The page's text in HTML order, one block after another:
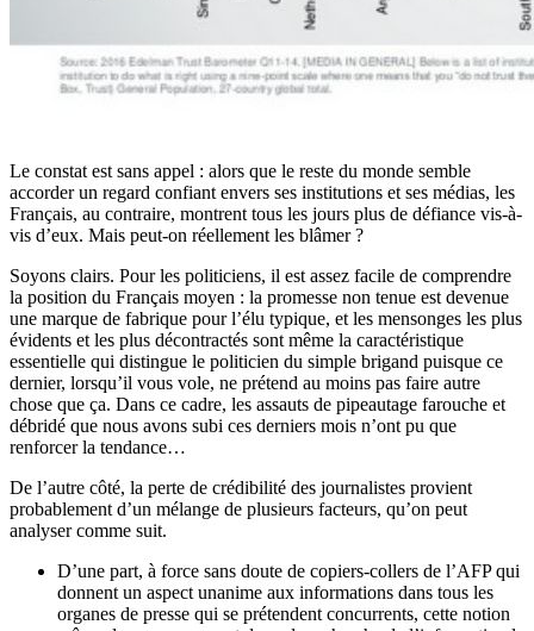
Le constat est sans appel : alors que le reste du monde semble
accorder un regard confiant envers ses institutions et ses médias, les
Français, au contraire, montrent tous les jours plus de défiance vis-à-
vis d’eux. Mais peut-on réellement les blâmer ?
Soyons clairs. Pour les politiciens, il est assez facile de comprendre
la position du Français moyen : la promesse non tenue est devenue
une marque de fabrique pour l’élu typique, et les mensonges les plus
évidents et les plus décontractés sont même la caractéristique
essentielle qui distingue le politicien du simple brigand puisque ce
dernier, lorsqu’il vous vole, ne prétend au moins pas faire autre
chose que ça. Dans ce cadre, les assauts de pipeautage farouche et
débridé que nous avons subi ces derniers mois n’ont pu que
renforcer la tendance…
De l’autre côté, la perte de crédibilité des journalistes provient
probablement d’un mélange de plusieurs facteurs, qu’on peut
analyser comme suit.
D’une part, à force sans doute de copiers-collers de l’AFP qui
donnent un aspect unanime aux informations dans tous les
organes de presse qui se prétendent concurrents, cette notion